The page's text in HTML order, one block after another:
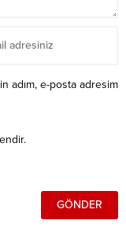
adım, e-posta adresim